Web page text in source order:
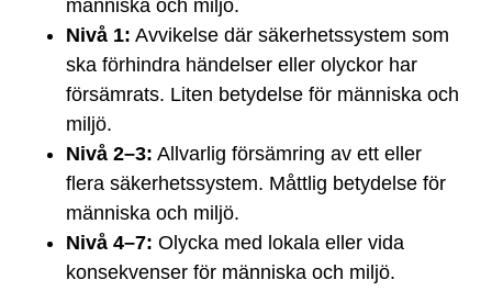
människa och miljö.
Nivå 1: Avvikelse där säkerhetssystem som
ska förhindra händelser eller olyckor har
försämrats. Liten betydelse för människa och
miljö.
Nivå 2–3: Allvarlig försämring av ett eller
flera säkerhetssystem. Måttlig betydelse för
människa och miljö.
Nivå 4–7: Olycka med lokala eller vida
konsekvenser för människa och miljö.